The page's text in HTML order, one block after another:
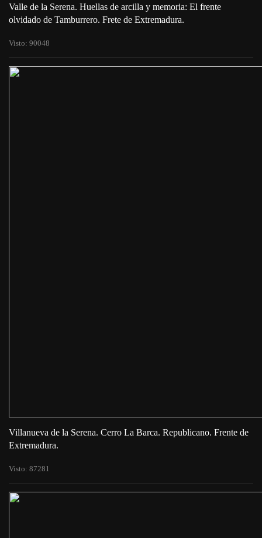
Valle de la Serena. Huellas de arcilla y memoria: El frente
olvidado de Tamburrero. Frete de Extremadura.
Visto: 90048
Villanueva de la Serena. Cerro La Barca. Republicano. Frente de
Extremadura.
Visto: 87281